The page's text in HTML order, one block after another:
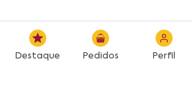
Destaque Pedidos Perfil